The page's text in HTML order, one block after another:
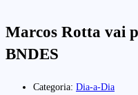
Marcos Rotta vai
BNDES
Categoria: Dia-a-Dia